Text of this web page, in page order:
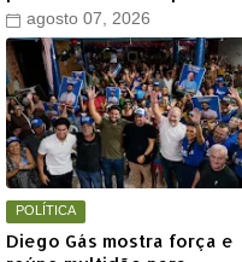
Jesus com show de Marcus
Salles
agosto 07, 2026
POLÍTICA
Diego Gás mostra força e